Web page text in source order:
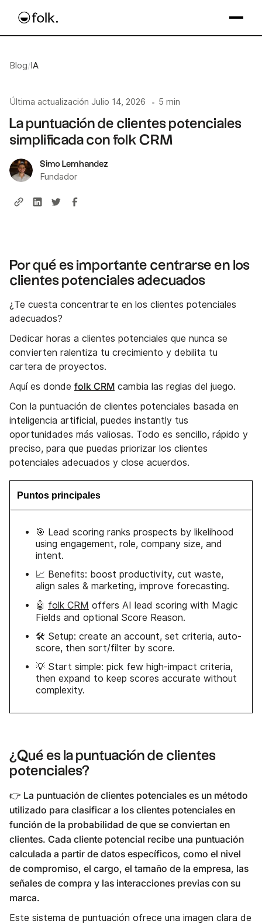
Blog/IA
Última actualización Julio 14, 2026 • 5 min
La puntuación de clientes potenciales
simplificada con folk CRM
Simo Lemhandez
Fundador
Por qué es importante centrarse en los
clientes potenciales adecuados
¿Te cuesta concentrarte en los clientes potenciales
adecuados?
Dedicar horas a clientes potenciales que nunca se
convierten ralentiza tu crecimiento y debilita tu
cartera de proyectos.
Aquí es donde folk CRM cambia las reglas del juego.
Con la puntuación de clientes potenciales basada en
inteligencia artificial, puedes instantly tus
oportunidades más valiosas. Todo es sencillo, rápido y
preciso, para que puedas priorizar los clientes
potenciales adecuados y close acuerdos.
Puntos principales
🎯 Lead scoring ranks prospects by likelihood
using engagement, role, company size, and
intent.
📈 Benefits: boost productivity, cut waste,
align sales & marketing, improve forecasting.
🤖 folk CRM offers AI lead scoring with Magic
Fields and optional Score Reason.
🛠️ Setup: create an account, set criteria, auto-
score, then sort/filter by score.
💡 Start simple: pick few high-impact criteria,
then expand to keep scores accurate without
complexity.
¿Qué es la puntuación de clientes
potenciales?
👉 La puntuación de clientes potenciales es un método
utilizado para clasificar a los clientes potenciales en
función de la probabilidad de que se conviertan en
clientes. Cada cliente potencial recibe una puntuación
calculada a partir de datos específicos, como el nivel
de compromiso, el cargo, el tamaño de la empresa, las
señales de compra y las interacciones previas con su
marca.
Este sistema de puntuación ofrece una imagen clara de